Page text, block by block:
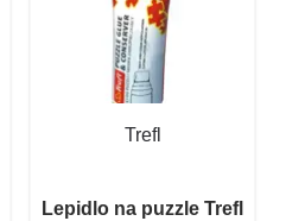
Trefl
Lepidlo na puzzle Trefl